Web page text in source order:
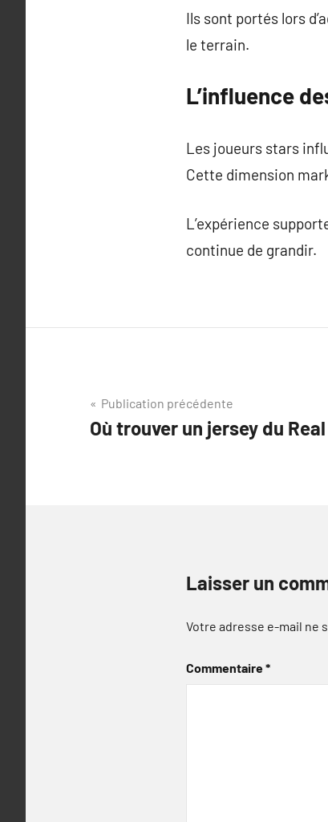
Ils sont portés lors
le terrain.
L’influence
Les joueurs stars
Cette dimension
L’expérience
continue de grandir.
Navigation
de
Publication précédente
Où trouver un jersey du
Laisser un
Votre adresse e-mail ne
Commentaire*